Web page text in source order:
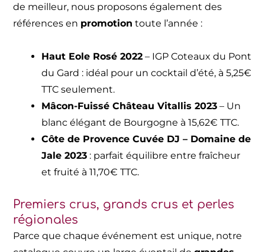
de meilleur, nous proposons également des
références en promotion toute l’année :
Haut Eole Rosé 2022 – IGP Coteaux du Pont
du Gard : idéal pour un cocktail d’été, à 5,25€
TTC seulement.
Mâcon-Fuissé Château Vitallis 2023 – Un
blanc élégant de Bourgogne à 15,62€ TTC.
Côte de Provence Cuvée DJ – Domaine de
Jale 2023 : parfait équilibre entre fraîcheur
et fruité à 11,70€ TTC.
Premiers crus, grands crus et perles
régionales
Parce que chaque événement est unique, notre